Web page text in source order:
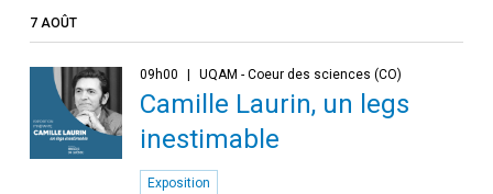
7 AOÛT
09h00 UQAM - Coeur des sciences (CO)
Camille Laurin, un legs
inestimable
Exposition